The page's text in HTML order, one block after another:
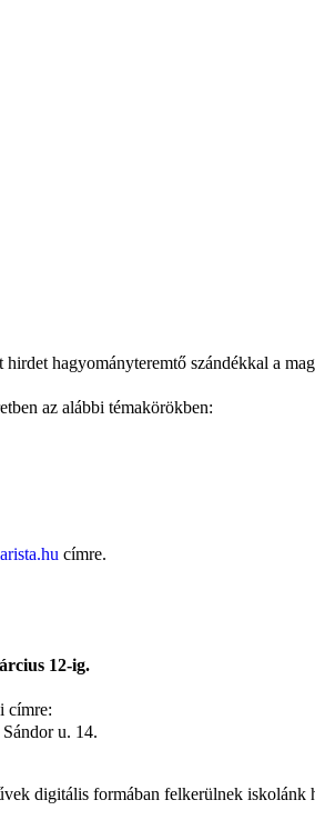
hagyományteremtő szándékkal a
az alábbi témakörökben:
címre.
12-ig.
címre:
u. 14.
digitális formában felkerülnek iskolánk